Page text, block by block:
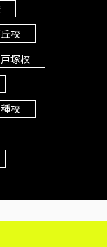
校
塚校
校